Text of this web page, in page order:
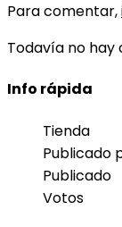
Para comentar,
Todavía no
Info rápida
Tienda
Publicado
Publicado
Votos